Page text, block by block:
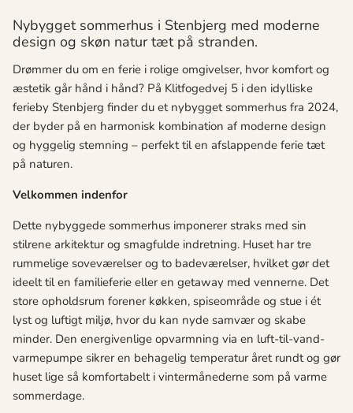
Nybygget sommerhus i Stenbjerg med moderne
design og skøn natur tæt på stranden.
Drømmer du om en ferie i rolige omgivelser, hvor komfort og
æstetik går hånd i hånd? På Klitfogedvej 5 i den idylliske
ferieby Stenbjerg finder du et nybygget sommerhus fra 2024,
der byder på en harmonisk kombination af moderne design
og hyggelig stemning – perfekt til en afslappende ferie tæt
på naturen.
Velkommen indenfor
Dette nybyggede sommerhus imponerer straks med sin
stilrene arkitektur og smagfulde indretning. Huset har tre
rummelige soveværelser og to badeværelser, hvilket gør det
ideelt til en familieferie eller en getaway med vennerne. Det
store opholdsrum forener køkken, spiseområde og stue i ét
lyst og luftigt miljø, hvor du kan nyde samvær og skabe
minder. Den energivenlige opvarmning via en luft-til-vand-
varmepumpe sikrer en behagelig temperatur året rundt og gør
huset lige så komfortabelt i vintermånederne som på varme
sommerdage.